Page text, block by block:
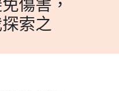
傷害，
索之